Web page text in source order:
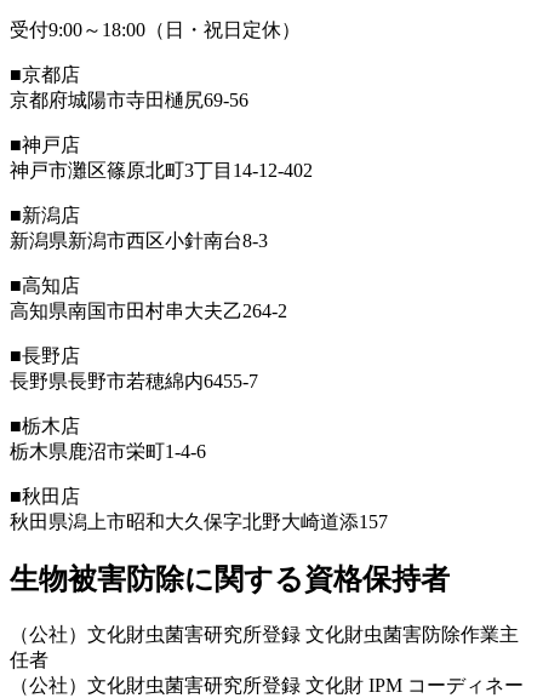
受付9:00～18:00（日・祝日定休）
■京都店
京都府城陽市寺田樋尻69-56
■神戸店
神戸市灘区篠原北町3丁目14-12-402
■新潟店
新潟県新潟市西区小針南台8-3
■高知店
高知県南国市田村串大夫乙264-2
■長野店
長野県長野市若穂綿内6455-7
■栃木店
栃木県鹿沼市栄町1-4-6
■秋田店
秋田県潟上市昭和大久保字北野大崎道添157
生物被害防除に関する資格保持者
（公社）文化財虫菌害研究所登録 文化財虫菌害防除作業主
任者
（公社）文化財虫菌害研究所登録 文化財 IPM コーディネー